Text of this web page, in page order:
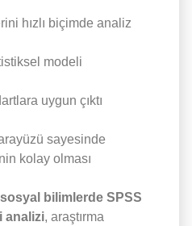
hızlı biçimde analiz
modeli
uygun çıktı
sayesinde
kolay olması
sosyal bilimlerde SPSS
analizi, araştırma